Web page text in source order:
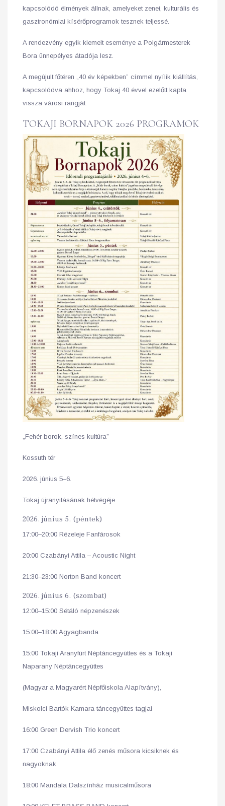
kapcsolódó élmények állnak, amelyeket zenei, kulturális és
gasztronómiai kísérőprogramok tesznek teljessé.
A rendezvény egyik kiemelt eseménye a Polgármesterek
Bora ünnepélyes átadója lesz.
A megújult főtéren „40 év képekben” címmel nyílik kiállítás,
kapcsolódva ahhoz, hogy Tokaj 40 évvel ezelőtt kapta
vissza városi rangját.
TOKAJI BORNAPOK 2026 PROGRAMOK
„Fehér borok, színes kultúra”
Kossuth tér
2026. június 5–6.
Tokaj újranyitásának hétvégéje
2026. június 5. (péntek)
17:00–20:00 Rézeleje Fanfárosok
20:00 Czabányi Attila – Acoustic Night
21:30–23:00 Norton Band koncert
2026. június 6. (szombat)
12:00–15:00 Sétáló népzenészek
15:00–18:00 Agyagbanda
15:00 Tokaji Aranyfürt Néptáncegyüttes és a Tokaji
Naparany Néptáncegyüttes
(Magyar a Magyarért Népfőiskola Alapítvány),
Miskolci Bartók Kamara táncegyüttes tagjai
16:00 Green Dervish Trio koncert
17:00 Czabányi Attila élő zenés műsora kicsiknek és
nagyoknak
18:00 Mandala Dalszínház musicalműsora